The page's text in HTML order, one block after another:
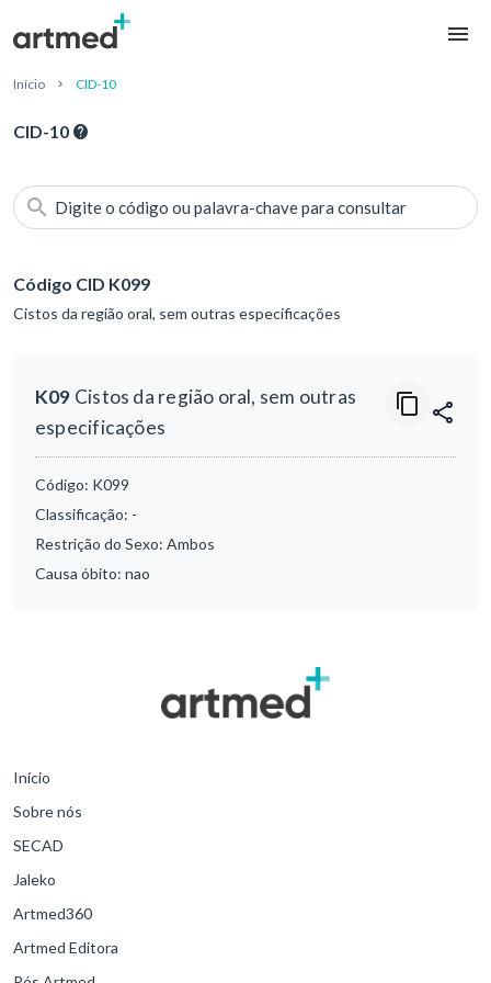
Início CID-10
CID-10
Digite o código ou palavra-chave para consultar
Código CID K099
Cistos da região oral, sem outras especificações
K09 Cistos da região oral, sem outras
especificações
Código: K099
Classificação: -
Restrição do Sexo: Ambos
Causa óbito: nao
Início
Sobre nós
SECAD
Jaleko
Artmed360
Artmed Editora